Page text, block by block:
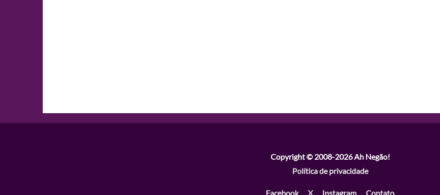
Copyright © 2008-2026Ah Negão!
Política de privacidade
Facebook X Instagram Contato